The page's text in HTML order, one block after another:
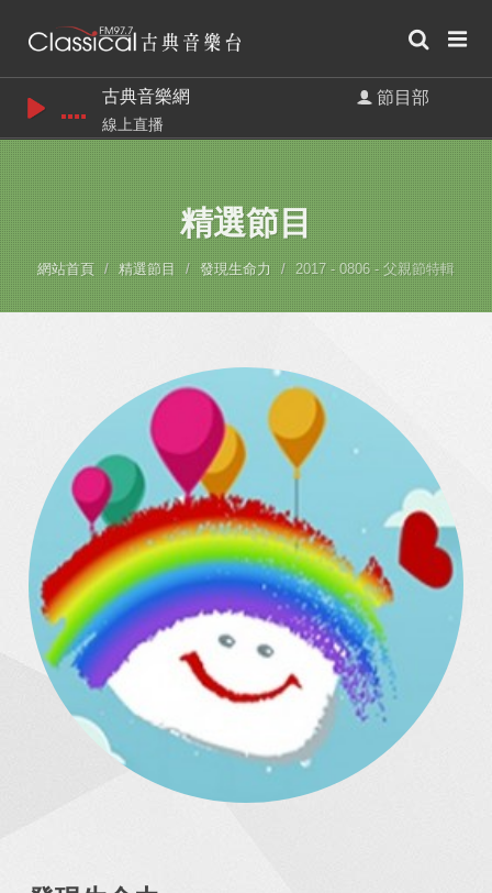
古典音樂網 節目部
線上直播